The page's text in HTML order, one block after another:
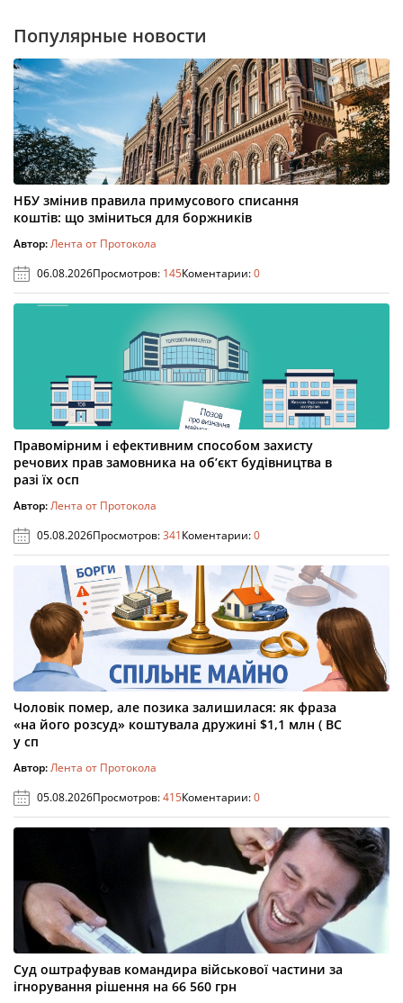
Популярные новости
НБУ змінив правила примусового списання
коштів: що зміниться для боржників
Автор:Лента от Протокола
06.08.2026Просмотров: 145Коментарии:0
Правомірним і ефективним способом захисту
речових прав замовника на об’єкт будівництва в
разі їх осп
Автор:Лента от Протокола
05.08.2026Просмотров:341Коментарии:0
Чоловік помер, але позика залишилася: як фраза
«на його розсуд» коштувала дружині $1,1 млн ( ВС
у сп
Автор:Лента от Протокола
05.08.2026Просмотров:415Коментарии:0
Суд оштрафував командира військової частини за
ігнорування рішення на 66 560 грн